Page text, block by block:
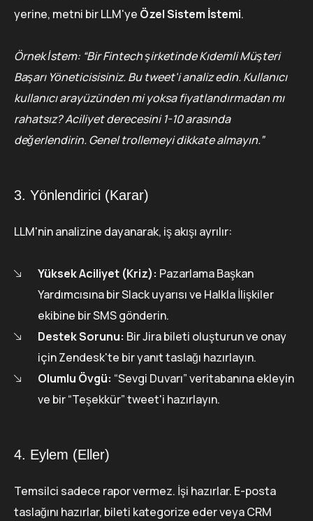
yerine, metni bir LLM'ye Özel Sistem İstemi.
Örnek İstem: “Bir Fintech şirketinde Kıdemli Müşteri
Başarı Yöneticisisiniz. Bu tweet'i analiz edin. Kullanıcı
kullanıcı arayüzünden mi yoksa fiyatlandırmadan mı
rahatsız? Aciliyet derecesini 1-10 arasında
değerlendirin. Genel trollemeyi dikkate almayın.”
3. Yönlendirici (Karar)
LLM'nin analizine dayanarak, iş akışı ayrılır:
Yüksek Aciliyet (Kriz): Pazarlama Başkan
Yardımcısına bir Slack uyarısı ve Halkla İlişkiler
ekibine bir SMS gönderin.
Destek Sorunu: Bir Jira bileti oluşturun ve onay
için Zendesk'te bir yanıt taslağı hazırlayın.
Olumlu Övgü: “Sevgi Duvarı” veritabanına ekleyin
ve bir “Teşekkür” tweet'i hazırlayın.
4. Eylem (Eller)
Temsilci sadece rapor vermez. İşi hazırlar. E-posta
taslağını hazırlar, bileti kategorize eder veya CRM